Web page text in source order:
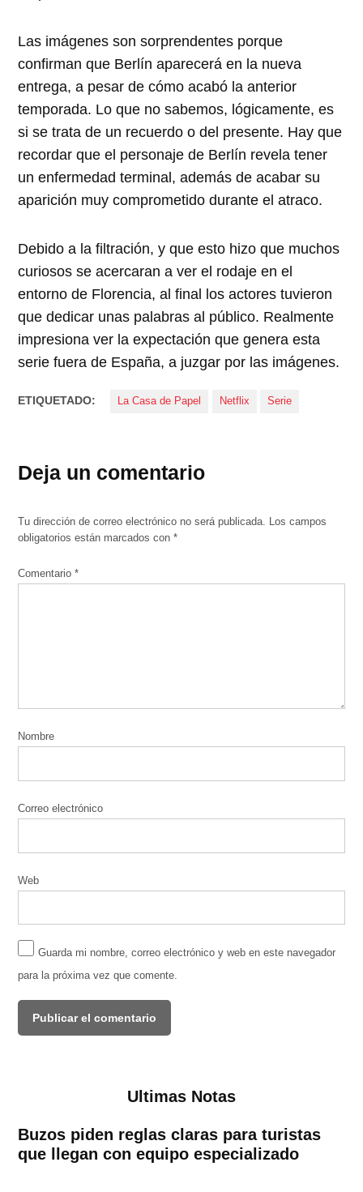
Las imágenes son sorprendentes porque
confirman que Berlín aparecerá en la nueva
entrega, a pesar de cómo acabó la anterior
temporada. Lo que no sabemos, lógicamente, es
si se trata de un recuerdo o del presente. Hay que
recordar que el personaje de Berlín revela tener
un enfermedad terminal, además de acabar su
aparición muy comprometido durante el atraco.
Debido a la filtración, y que esto hizo que muchos
curiosos se acercaran a ver el rodaje en el
entorno de Florencia, al final los actores tuvieron
que dedicar unas palabras al público. Realmente
impresiona ver la expectación que genera esta
serie fuera de España, a juzgar por las imágenes.
ETIQUETADO: La Casa de Papel Netflix Serie
Deja un comentario
Tu dirección de correo electrónico no será publicada. Los campos
obligatorios están marcados con*
Comentario*
Nombre
Correo electrónico
Web
Guarda mi nombre, correo electrónico y web en este navegador
para la próxima vez que comente.
Ultimas Notas
Buzos piden reglas claras para turistas
que llegan con equipo especializado